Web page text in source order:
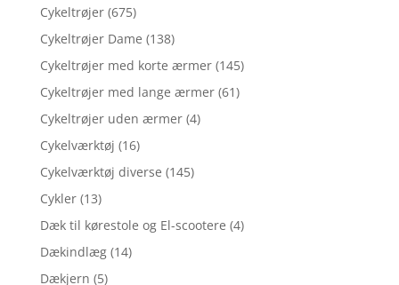
Cykeltrøjer (675)
Cykeltrøjer Dame (138)
Cykeltrøjer med korte ærmer (145)
Cykeltrøjer med lange ærmer (61)
Cykeltrøjer uden ærmer (4)
Cykelværktøj (16)
Cykelværktøj diverse (145)
Cykler (13)
Dæk til kørestole og El-scootere (4)
Dækindlæg (14)
Dækjern (5)